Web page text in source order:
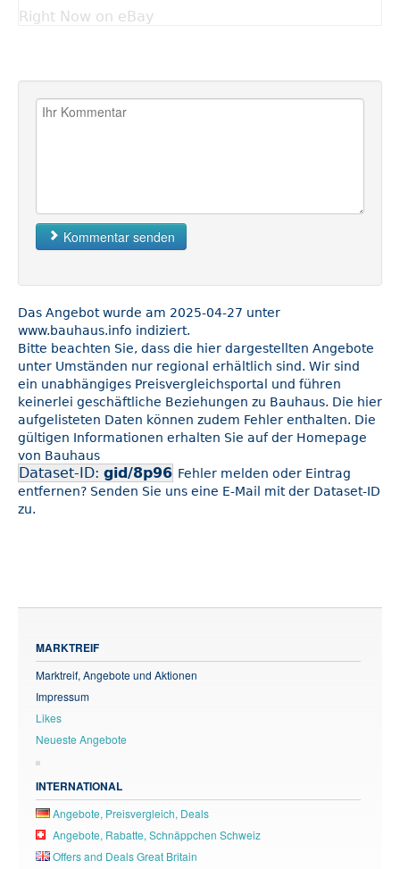
Right Now on eBay
Kommentar senden
Das Angebot wurde am 2025-04-27 unter
www.bauhaus.info indiziert.
Bitte beachten Sie, dass die hier dargestellten Angebote
unter Umständen nur regional erhältlich sind. Wir sind
ein unabhängiges Preisvergleichsportal und führen
keinerlei geschäftliche Beziehungen zu Bauhaus. Die hier
aufgelisteten Daten können zudem Fehler enthalten. Die
gültigen Informationen erhalten Sie auf der Homepage
von Bauhaus
Dataset-ID: gid/8p96 Fehler melden oder Eintrag
entfernen? Senden Sie uns eine E-Mail mit der Dataset-ID
zu.
MARKTREIF
Marktreif, Angebote und Aktionen
Impressum
Likes
Neueste Angebote
INTERNATIONAL
Angebote, Preisvergleich, Deals
Angebote, Rabatte, Schnäppchen Schweiz
Offers and Deals Great Britain